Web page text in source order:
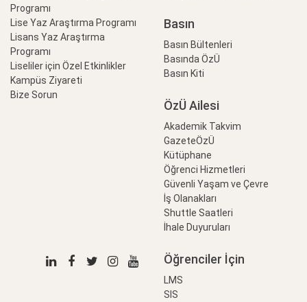
Programı
Lise Yaz Araştırma Programı
Lisans Yaz Araştırma
Programı
Liseliler için Özel Etkinlikler
Kampüs Ziyareti
Bize Sorun
Basın
Basın Bültenleri
Basında ÖzÜ
Basın Kiti
ÖzÜ Ailesi
Akademik Takvim
GazeteÖzÜ
Kütüphane
Öğrenci Hizmetleri
Güvenli Yaşam ve Çevre
İş Olanakları
Shuttle Saatleri
İhale Duyuruları
Öğrenciler İçin
LMS
SIS